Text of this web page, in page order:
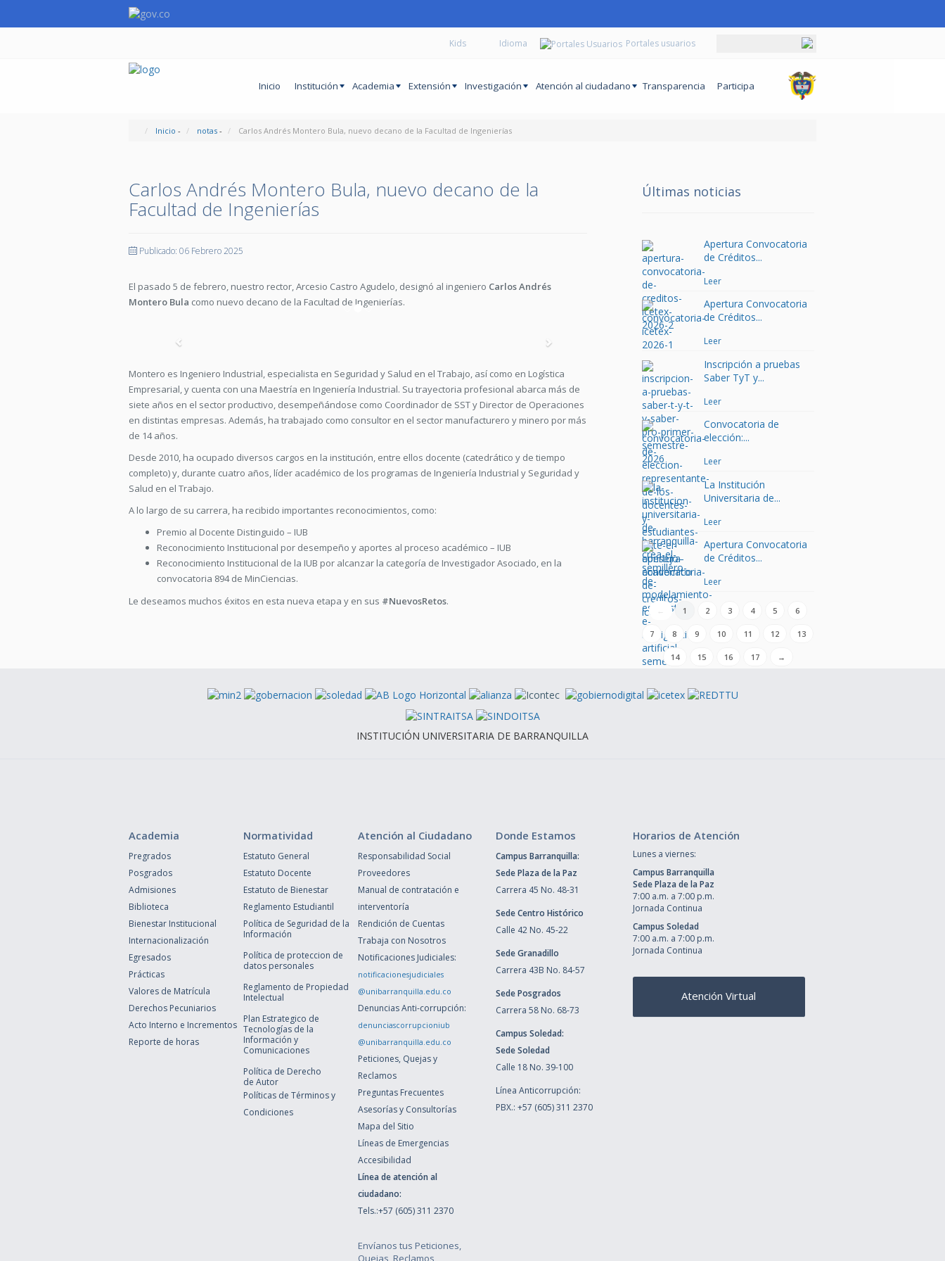
Kids Portales usuarios
Inicio Institución Academia Extensión Investigación Atención al ciudadano Transparencia Participa
Inicio - notas - Carlos Andrés Montero Bula, nuevo decano de la Facultad de Ingenierías
Carlos Andrés Montero Bula, nuevo decano de la
Facultad de Ingenierías
Publicado: 06 Febrero 2025
El pasado 5 de febrero, nuestro rector, Arcesio Castro Agudelo, designó al ingeniero Carlos Andrés
Montero Bula como nuevo decano de la Facultad de Ingenierías.
Previous
Montero es Ingeniero Industrial, especialista en Seguridad y Salud en el Trabajo, así como en Logística
Empresarial, y cuenta con una Maestría en Ingeniería Industrial. Su trayectoria profesional abarca más de
siete años en el sector productivo, desempeñándose como Coordinador de SST y Director de Operaciones
en distintas empresas. Además, ha trabajado como consultor en el sector manufacturero y minero por más
de 14 años.
Desde 2010, ha ocupado diversos cargos en la institución, entre ellos docente (catedrático y de tiempo
completo) y, durante cuatro años, líder académico de los programas de Ingeniería Industrial y Seguridad y
Salud en el Trabajo.
A lo largo de su carrera, ha recibido importantes reconocimientos, como:
Premio al Docente Distinguido – IUB
Reconocimiento Institucional por desempeño y aportes al proceso académico – IUB
Reconocimiento Institucional de la IUB por alcanzar la categoría de Investigador Asociado, en la
convocatoria 894 de MinCiencias.
Le deseamos muchos éxitos en esta nueva etapa y en sus #NuevosRetos.
Últimas noticias
Apertura Convocatoria
de Créditos...
Leer
Apertura Convocatoria
de Créditos...
Leer
Inscripción a pruebas
Saber TyT y...
Leer
Convocatoria de
elección:...
Leer
La Institución
Universitaria de...
Leer
Apertura Convocatoria
de Créditos...
Leer
← 1 2 3 4 5 6
7 8 9 10 11 12 13
14 15 16 17 →
INSTITUCIÓN UNIVERSITARIA DE BARRANQUILLA
Academia
Pregrados
Posgrados
Admisiones
Biblioteca
Bienestar Institucional
Internacionalización
Egresados
Prácticas
Valores de Matrícula
Derechos Pecuniarios
Acto Interno e Incrementos
Reporte de horas
Normatividad
Estatuto General
Estatuto Docente
Estatuto de Bienestar
Reglamento Estudiantil
Política de Seguridad de la
Información
Política de proteccion de
datos personales
Reglamento de Propiedad
Intelectual
Plan Estrategico de
Tecnologías de la
Información y
Comunicaciones
Política de Derecho
de Autor
Políticas de Términos y
Condiciones
Atención al Ciudadano
Responsabilidad Social
Proveedores
Manual de contratación e
interventoría
Rendición de Cuentas
Trabaja con Nosotros
Notificaciones Judiciales:
notificacionesjudiciales
@unibarranquilla.edu.co
Denuncias Anti-corrupción:
denunciascorrupcioniub
@unibarranquilla.edu.co
Peticiones, Quejas y
Reclamos
Preguntas Frecuentes
Asesorías y Consultorías
Mapa del Sitio
Líneas de Emergencias
Accesibilidad
Línea de atención al
ciudadano:
Tels.:+57 (605) 311 2370
Envíanos tus Peticiones,
Quejas, Reclamos,
Donde Estamos
Campus Barranquilla:
Sede Plaza de la Paz
Carrera 45 No. 48-31
Sede Centro Histórico
Calle 42 No. 45-22
Sede Granadillo
Carrera 43B No. 84-57
Sede Posgrados
Carrera 58 No. 68-73
Campus Soledad:
Sede Soledad
Calle 18 No. 39-100
Línea Anticorrupción:
PBX.: +57 (605) 311 2370
Horarios de Atención
Lunes a viernes:
Campus Barranquilla
Sede Plaza de la Paz
7:00 a.m. a 7:00 p.m.
Jornada Continua
Campus Soledad
7:00 a.m. a 7:00 p.m.
Jornada Continua
Atención Virtual